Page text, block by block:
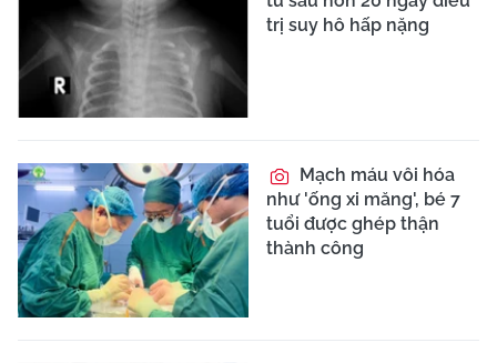
trị suy hô hấp nặng
Mạch máu vôi hóa
như 'ống xi măng', bé 7
tuổi được ghép thận
thành công